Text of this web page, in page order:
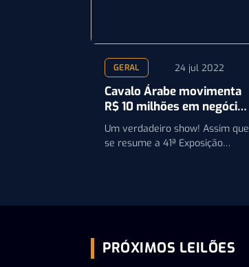
GERAL 24 jul 2022
Cavalo Árabe movimenta
R$ 10 milhões em negócios
durante exposição
nacional da raça
Um verdadeiro show! Assim que
se resume a 41ª Exposição
PRÓXIMOS LEILÕES